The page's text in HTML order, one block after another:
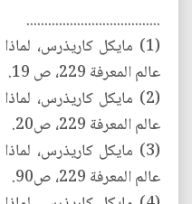
.....................................
(1) مايكل كاريذرس،
عالم المعرفة 229، ص 19.
(2) مايكل كاريذرس،
عالم المعرفة 229، ص20.
(3) مايكل كاريذرس،
عالم المعرفة 229، ص90.